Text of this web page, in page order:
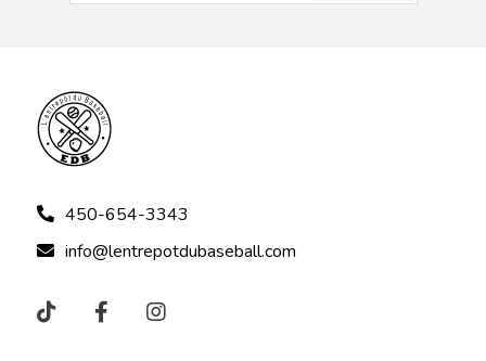
450-654-3343
info@lentrepotdubaseball.com